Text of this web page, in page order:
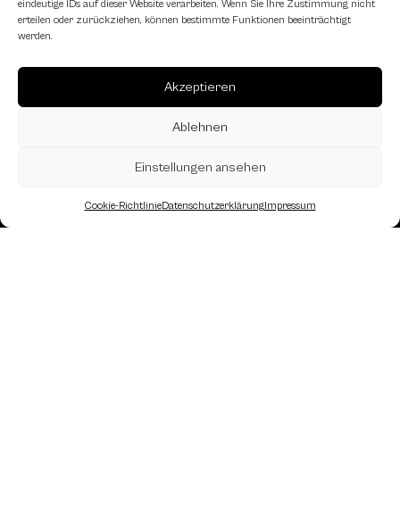
eindeutige IDs auf dieser Website verarbeiten. Wenn Sie Ihre Zustimmung nicht
erteilen oder zurückziehen, können bestimmte Funktionen beeinträchtigt
werden.
Akzeptieren
Ablehnen
Einstellungen ansehen
Cookie-RichtlinieDatenschutzerklärungImpressum